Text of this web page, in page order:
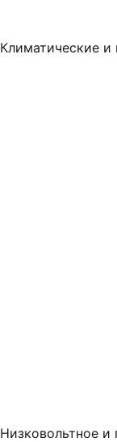
Климатические
Низковольтное